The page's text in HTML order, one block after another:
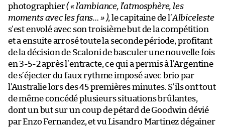
photographier( « l’ambiance, l’atmosphère, les
moments avec les fans… » ), le capitaine de l’Albiceleste
s’est envolé avec son troisième but de la compétition
et a ensuite arrosé toute la seconde période, profitant
de la décision de Scaloni de basculer une nouvelle fois
en 3-5-2 après l’entracte, ce qui a permis à l’Argentine
de s’éjecter du faux rythme imposé avec brio par
l’Australie lors des 45 premières minutes. S’ils ont tout
de même concédé plusieurs situations brûlantes,
dont un but sur un coup de pétard de Goodwin dévié
par Enzo Fernandez, et vu Lisandro Martinez dégainer